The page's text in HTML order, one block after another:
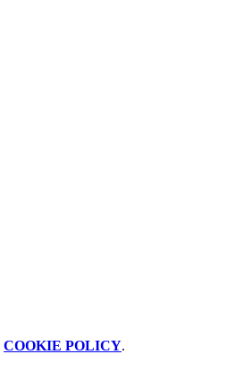
COOKIE POLICY.